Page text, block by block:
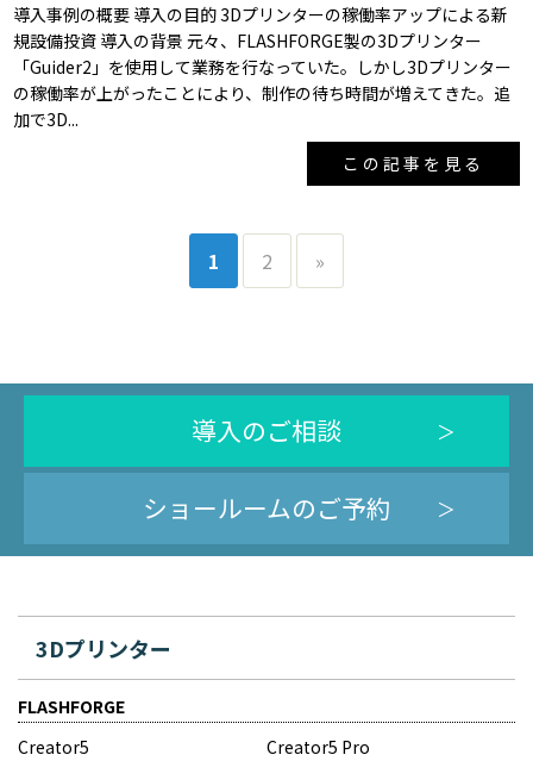
導入事例の概要 導入の目的 3Dプリンターの稼働率アップによる新
規設備投資 導入の背景 元々、FLASHFORGE製の3Dプリンター
「Guider2」を使用して業務を行なっていた。しかし3Dプリンター
の稼働率が上がったことにより、制作の待ち時間が増えてきた。追
加で3D...
この記事を見る
1 2 »
導入のご相談
ショールームのご予約
3Dプリンター
FLASHFORGE
Creator5
Creator5 Pro